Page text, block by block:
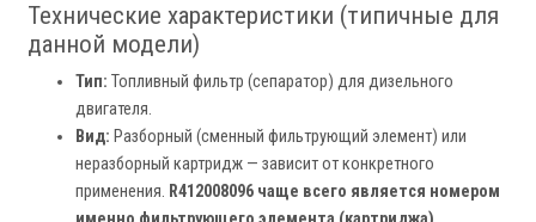
Технические характеристики (типичные для
данной модели)
Тип: Топливный фильтр (сепаратор) для дизельного
двигателя.
Вид: Разборный (сменный фильтрующий элемент) или
неразборный картридж — зависит от конкретного
применения. R412008096 чаще всего является номером